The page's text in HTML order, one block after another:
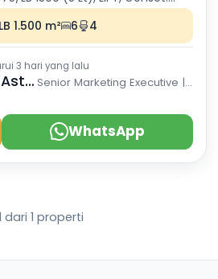
Aparthotel. Lokasi premium SHM.
LB 1.500 m² 6 4
3 hari yang lalu
Soni Astranto Senior Marketing Executive | Commercial
WhatsApp
dari 1 properti